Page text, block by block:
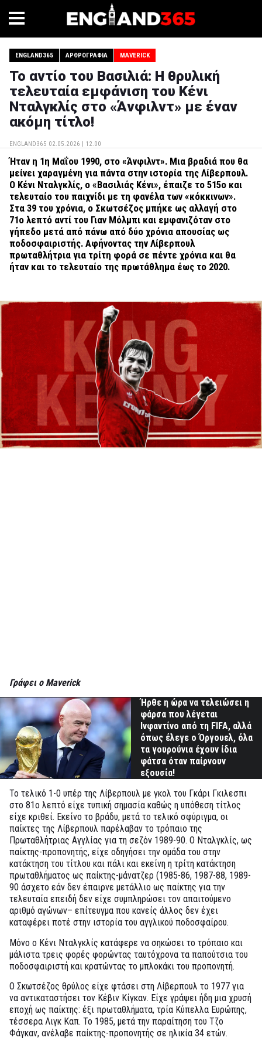
ENGLAND365 ΑΡΘΡΟΓΡΑΦΊΑ MAVERICK
Το αντίο του Βασιλιά: Η θρυλική
τελευταία εμφάνιση του Κένι
Νταλγκλίς στο «Άνφιλντ» με έναν
ακόμη τίτλο!
ENGLAND365 02.05.2026 | 12.00
Ήταν η 1η Μαΐου 1990, στο «Άνφιλντ». Μια βραδιά που θα
μείνει χαραγμένη για πάντα στην ιστορία της Λίβερπουλ.
Ο Κένι Νταλγκλίς, ο «Βασιλιάς Κένι», έπαιζε το 515ο και
τελευταίο του παιχνίδι με τη φανέλα των «κόκκινων».
Στα 39 του χρόνια, ο Σκωτσέζος μπήκε ως αλλαγή στο
71ο λεπτό αντί του Γιαν Μόλμπι και εμφανιζόταν στο
γήπεδο μετά από πάνω από δύο χρόνια απουσίας ως
ποδοσφαιριστής. Αφήνοντας την Λίβερπουλ
πρωταθλήτρια για τρίτη φορά σε πέντε χρόνια και θα
ήταν και το τελευταίο της πρωτάθλημα έως το 2020.
Γράφει ο Maverick
Ήρθε η ώρα να τελειώσει η
φάρσα που λέγεται
Ινφαντίνο από τη FIFA, αλλά
όπως έλεγε ο Όργουελ, όλα
τα γουρούνια έχουν ίδια
φάτσα όταν παίρνουν
εξουσία!
Το τελικό 1-0 υπέρ της Λίβερπουλ με γκολ του Γκάρι Γκιλεσπι
στο 81ο λεπτό είχε τυπική σημασία καθώς η υπόθεση τίτλος
είχε κριθεί. Εκείνο το βράδυ, μετά το τελικό σφύριγμα, οι
παίκτες της Λίβερπουλ παρέλαβαν το τρόπαιο της
Πρωταθλήτριας Αγγλίας για τη σεζόν 1989-90. Ο Νταλγκλίς, ως
παίκτης-προπονητής, είχε οδηγήσει την ομάδα του στην
κατάκτηση του τίτλου και πάλι και εκείνη η τρίτη κατάκτηση
πρωταθλήματος ως παίκτης-μάνατζερ (1985-86, 1987-88, 1989-
90 άσχετο εάν δεν έπαιρνε μετάλλιο ως παίκτης για την
τελευταία επειδή δεν είχε συμπληρώσει τον απαιτούμενο
αριθμό αγώνων– επίτευγμα που κανείς άλλος δεν έχει
καταφέρει ποτέ στην ιστορία του αγγλικού ποδοσφαίρου.
Μόνο ο Κένι Νταλγκλίς κατάφερε να σηκώσει το τρόπαιο και
μάλιστα τρεις φορές φορώντας ταυτόχρονα τα παπούτσια του
ποδοσφαιριστή και κρατώντας το μπλοκάκι του προπονητή.
Ο Σκωτσέζος θρύλος είχε φτάσει στη Λίβερπουλ το 1977 για
να αντικαταστήσει τον Κέβιν Κίγκαν. Είχε γράψει ήδη μια χρυσή
εποχή ως παίκτης: έξι πρωταθλήματα, τρία Κύπελλα Ευρώπης,
τέσσερα Λιγκ Καπ. Το 1985, μετά την παραίτηση του Τζο
Φάγκαν, ανέλαβε παίκτης-προπονητής σε ηλικία 34 ετών.